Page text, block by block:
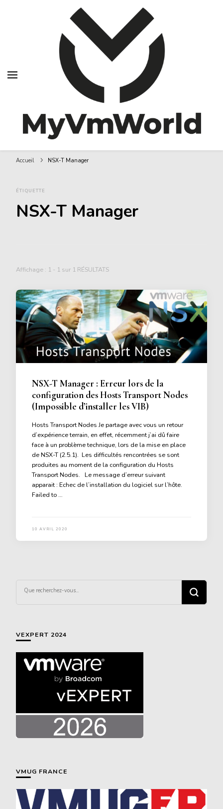
MyVMworld
Accueil NSX-T Manager
ÉTIQUETTE
NSX-T Manager
Affichage : 1 - 1 sur 1 RÉSULTATS
NSX-T Manager : Erreur lors de la
configuration des Hosts Transport Nodes
(Impossible d’installer les VIB)
Hosts Transport Nodes Je partage avec vous un retour
d’expérience terrain, en effet, récemment j’ai dû faire
face à un problème technique, lors de la mise en place
de NSX-T (2.5.1). Les difficultés rencontrées se sont
produites au moment de la configuration du Hosts
Transport Nodes. Le message d’erreur suivant
apparait : Echec de l’installation du logiciel sur l’hôte.
Failed to …
10 AVRIL 2020
recherchiez
quelque
VEXPERT 2024
VMUG FRANCE